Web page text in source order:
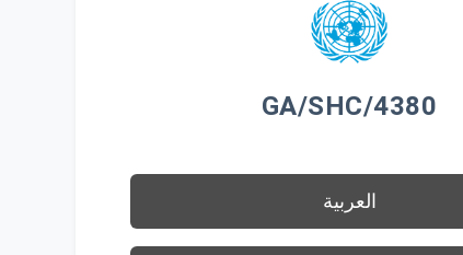
GA/SHC/4380
العربية